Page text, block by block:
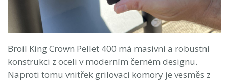
Broil King Crown Pellet 400 má masivní a robustní
konstrukci z oceli v moderním černém designu.
Naproti tomu vnitřek grilovací komory je vesměs z